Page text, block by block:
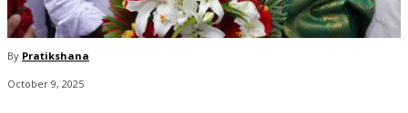
By Pratikshana
October 9, 2025